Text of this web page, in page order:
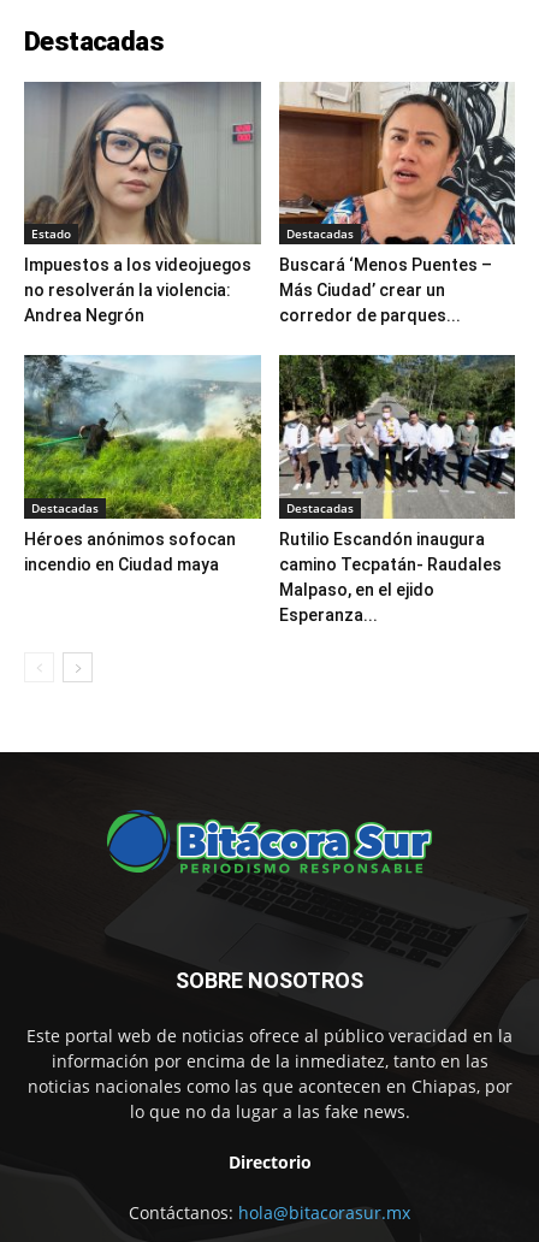
Destacadas
Estado
Impuestos a los videojuegos
no resolverán la violencia:
Andrea Negrón
Destacadas
Buscará ‘Menos Puentes –
Más Ciudad’ crear un
corredor de parques...
Destacadas
Héroes anónimos sofocan
incendio en Ciudad maya
Destacadas
Rutilio Escandón inaugura
camino Tecpatán- Raudales
Malpaso, en el ejido
Esperanza...
SOBRE NOSOTROS
Este portal web de noticias ofrece al público veracidad en la
información por encima de la inmediatez, tanto en las
noticias nacionales como las que acontecen en Chiapas, por
lo que no da lugar a las fake news.
Directorio
Contáctanos: hola@bitacorasur.mx